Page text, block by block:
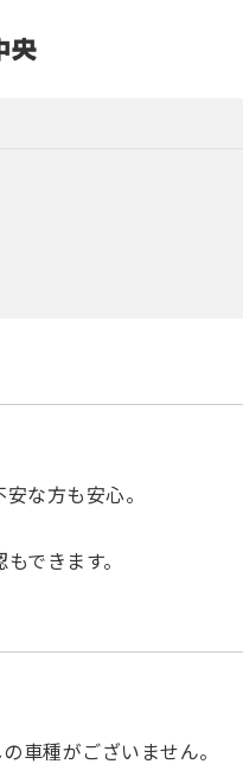
な方も安心。
できます。
車種がございません。